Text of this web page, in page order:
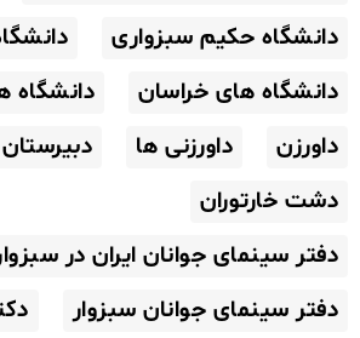
دانشگاه حکیم سبزواری
دانشگاه های خراسان
دانشگاه
داورزن
داورزنی ها
دبیرستان
دشت خارتوران
دفتر سینمای جوانان ایران در
دفتر سینمای جوانان سبزوار